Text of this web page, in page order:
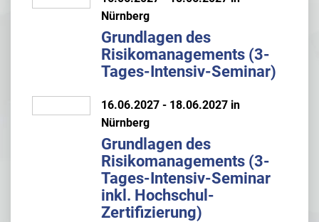
Nürnberg
Grundlagen des
Risikomanagements (3-
Tages-Intensiv-Seminar)
16.06.2027 - 18.06.2027 in
Nürnberg
Grundlagen des
Risikomanagements (3-
Tages-Intensiv-Seminar
inkl. Hochschul-
Zertifizierung)